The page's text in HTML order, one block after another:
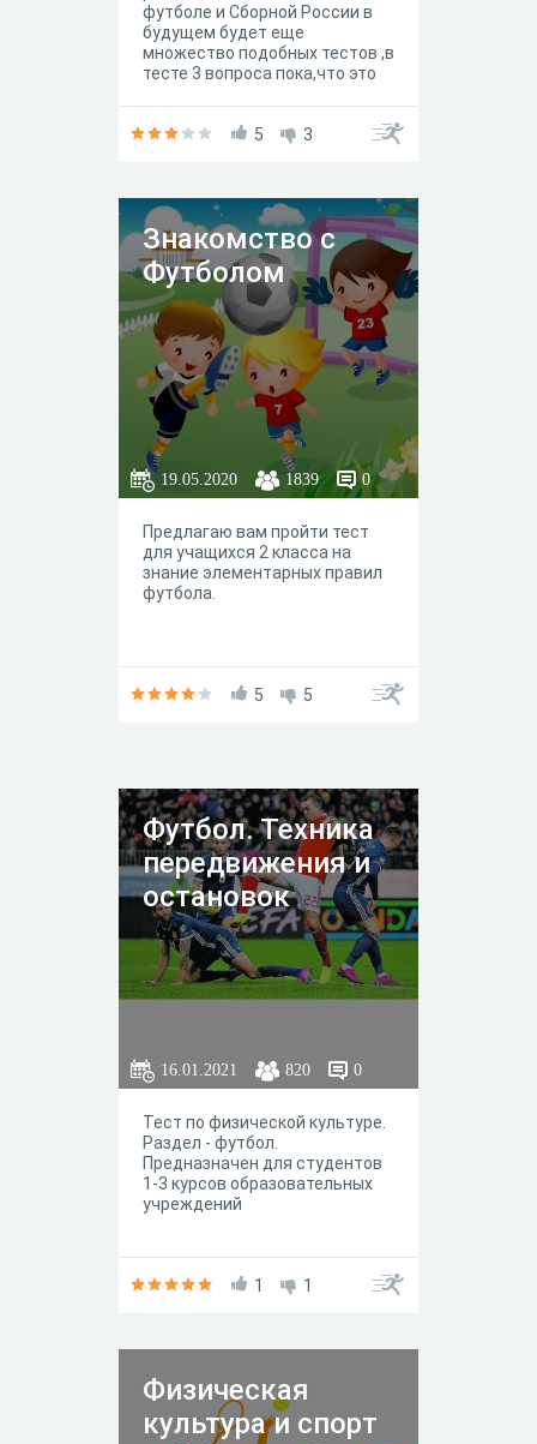
футболе и Сборной России в
будущем будет еще
множество подобных тестов ,в
тесте 3 вопроса пока,что это
с большим кол-вом вопросов и
футбола,при желании можете
писать мне в лс
вконтакте,занимаюсь
созданием тестов по любой
теме,редактирование и
печатание текстов на дому
5 3
Знакомство с
Футболом
19.05.2020 1839 0
Предлагаю вам пройти тест
для учащихся 2 класса на
знание элементарных правил
футбола.
5 5
Футбол. Техника
передвижения и
остановок
16.01.2021 820 0
Тест по физической культуре.
Раздел - футбол.
Предназначен для студентов
1-3 курсов образовательных
учреждений
1 1
Физическая
культура и спорт